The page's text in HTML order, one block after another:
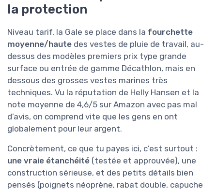
la protection
Niveau tarif, la Gale se place dans la fourchette
moyenne/haute des vestes de pluie de travail, au-
dessus des modèles premiers prix type grande
surface ou entrée de gamme Décathlon, mais en
dessous des grosses vestes marines très
techniques. Vu la réputation de Helly Hansen et la
note moyenne de 4,6/5 sur Amazon avec pas mal
d’avis, on comprend vite que les gens en ont
globalement pour leur argent.
Concrètement, ce que tu payes ici, c’est surtout :
une vraie étanchéité (testée et approuvée), une
construction sérieuse, et des petits détails bien
pensés (poignets néoprène, rabat double, capuche